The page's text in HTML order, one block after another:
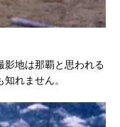
影地は那覇と思われる
れません。